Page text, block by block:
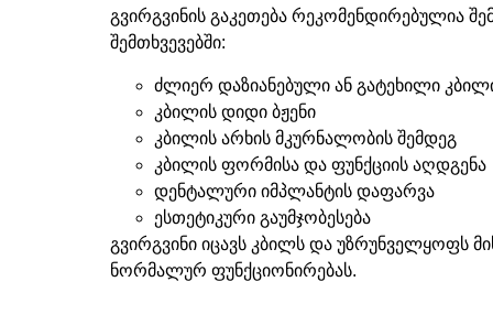
გვირგვინის გაკეთება რეკომენდირებულია
შემთხვევებში:
ძლიერ დაზიანებული ან გატეხილი
კბილის დიდი ბჟენი
კბილის არხის მკურნალობის შემდეგ
კბილის ფორმისა და ფუნქციის აღდგენა
დენტალური იმპლანტის დაფარვა
ესთეტიკური გაუმჯობესება
გვირგვინი იცავს კბილს და უზრუნველყოფს
ნორმალურ ფუნქციონირებას.